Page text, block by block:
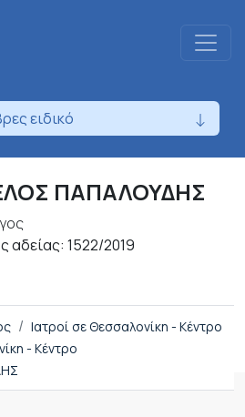
ειδικό
ΠΑΠΑΛΟΥΔΗΣ
αδείας: 1522/2019
Ιατροί σε Θεσσαλονίκη - Κέντρο
- Κέντρο